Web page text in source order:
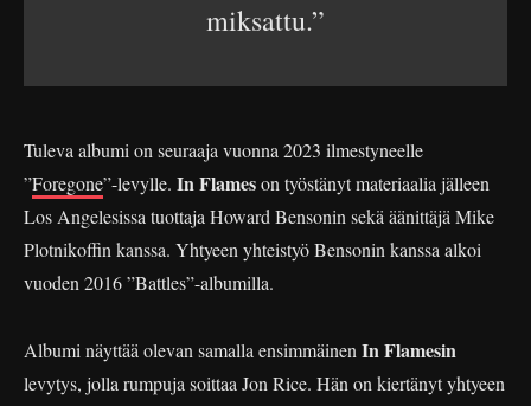
miksattu.”
Tuleva albumi on seuraaja vuonna 2023 ilmestyneelle
”Foregone”-levylle. In Flameson työstänyt materiaalia jälleen
Los Angelesissa tuottaja Howard Bensonin sekä äänittäjä Mike
Plotnikoffin kanssa. Yhtyeen yhteistyö Bensonin kanssa alkoi
vuoden 2016 ”Battles”-albumilla.
Albumi näyttää olevan samalla ensimmäinenIn Flamesin
levytys, jolla rumpuja soittaa Jon Rice. Hän on kiertänyt yhtyeen